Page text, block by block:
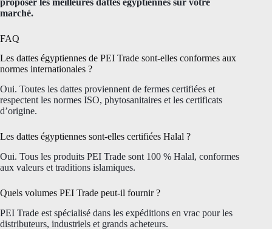
marché.
FAQ
Les dattes égyptiennes de PEI Trade sont-elles conformes aux
normes internationales ?
Oui. Toutes les dattes proviennent de fermes certifiées et
respectent les normes ISO, phytosanitaires et les certificats
d’origine.
Les dattes égyptiennes sont-elles certifiées Halal ?
Oui. Tous les produits PEI Trade sont 100 % Halal, conformes
aux valeurs et traditions islamiques.
Quels volumes PEI Trade peut-il fournir ?
PEI Trade est spécialisé dans les expéditions en vrac pour les
distributeurs, industriels et grands acheteurs.